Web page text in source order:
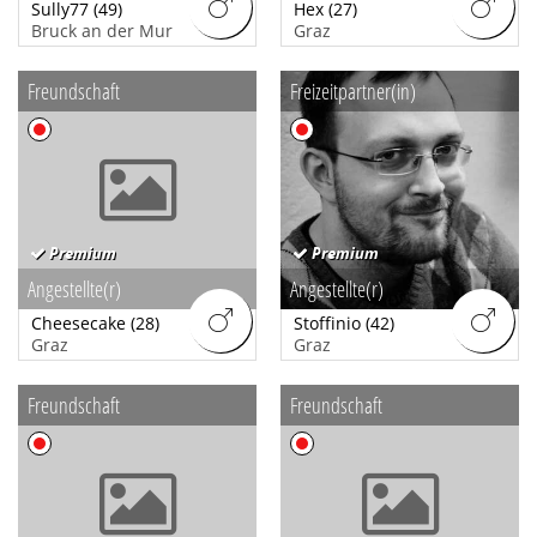
Freundschaft
Freizeitpartner(in)
Sexuelle Orientierung
Heterosexuell
Homosexuell
Bi-sexuell
Interessiert an
Frauen
Männern
Paaren
Transsexuellen
Berufliche Situation
Sully77 (49)
Bruck an der Mur
Hex (27)
Graz
Freundschaft
Premium
Angestellte(r)
Cheesecake (28)
Graz
Freizeitpartner(in)
Premium
Angestellte(r)
Stoffinio (42)
Graz
Freundschaft Freundschaft